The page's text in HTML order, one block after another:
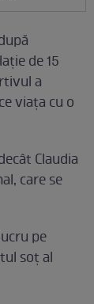
de 15
a
viața cu o
Claudia
care se
pe
soț al